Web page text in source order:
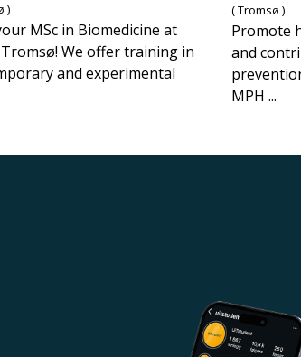
)
MSc in Biomedicine at
We offer training in
and experimental
( Tromsø )
Promote
and
MPH ...